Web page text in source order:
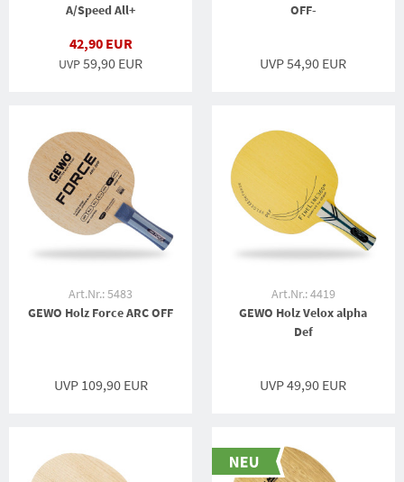
A/Speed All+
42,90 EUR
UVP59,90 EUR
OFF-
UVP 54,90 EUR
Art.Nr.: 5483
GEWO Holz Force ARC OFF
UVP 109,90 EUR
Art.Nr.: 4419
GEWO Holz Velox alpha
Def
UVP 49,90 EUR